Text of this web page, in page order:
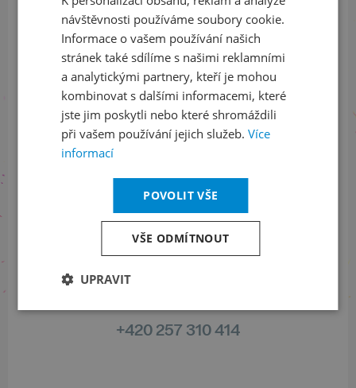
ODEBÍRAT NEWSLETTER
Sledujte nás na sociálních sítích
LinkedIn
flickr
Informace o stavu objednávek
+420 461 049 232
+420 257 310 414
ENGLISH
návštěvnosti používáme soubory cookie.
Informace o vašem používání našich
stránek také sdílíme s našimi reklamními
a analytickými partnery, kteří je mohou
kombinovat s dalšími informacemi, které
jste jim poskytli nebo které shromáždili
při vašem používání jejich služeb. Více
informací
POVOLIT VŠE
VŠE ODMÍTNOUT
UPRAVIT